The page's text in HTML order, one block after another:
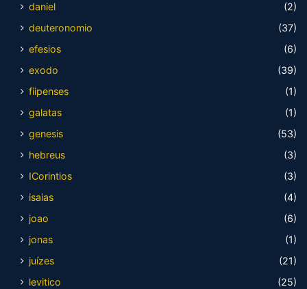
daniel
(2)
deuteronomio
(37)
efesios
(6)
exodo
(39)
fiipenses
(1)
galatas
(1)
genesis
(53)
hebreus
(3)
ICorintios
(3)
isaias
(4)
joao
(6)
jonas
(1)
juízes
(21)
levitico
(25)